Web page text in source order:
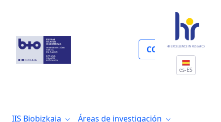
COLABORA
es-ES
IIS Biobizkaia
Áreas de investigación